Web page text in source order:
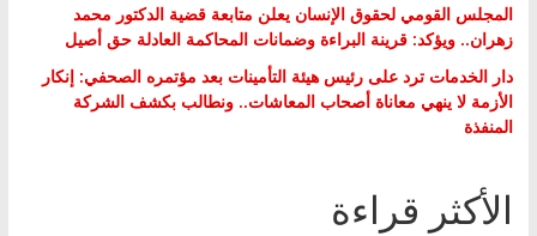
المجلس القومي لحقوق الإنسان يعلن متابعة قضية الدكتور محمد
زهران.. ويؤكد: قرينة البراءة وضمانات المحاكمة العادلة حق أصيل
دار الخدمات ترد على رئيس هيئة التأمينات بعد مؤتمره الصحفي: إنكار
الأزمة لا ينهي معاناة أصحاب المعاشات.. ونطالب بكشف الشركة
المنفذة
الأكثر قراءة